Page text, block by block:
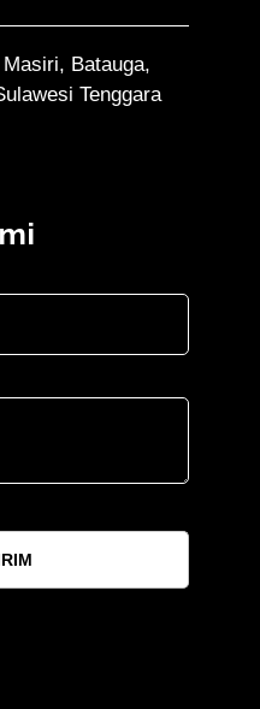
Batauga,
Tenggara